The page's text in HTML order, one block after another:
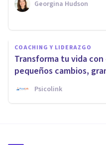
Georgina Hudson
COACHING Y LIDERAZGO
Transforma tu vida
pequeños cambios,
Psicolink